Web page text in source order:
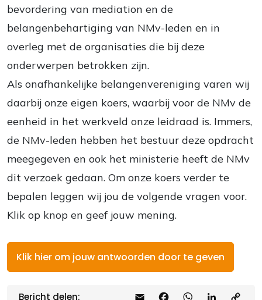
bevordering van mediation en de
belangenbehartiging van NMv-leden en in
overleg met de organisaties die bij deze
onderwerpen betrokken zijn.
Als onafhankelijke belangenvereniging varen wij
daarbij onze eigen koers, waarbij voor de NMv de
eenheid in het werkveld onze leidraad is. Immers,
de NMv-leden hebben het bestuur deze opdracht
meegegeven en ook het ministerie heeft de NMv
dit verzoek gedaan. Om onze koers verder te
bepalen leggen wij jou de volgende vragen voor.
Klik op knop en geef jouw mening.
Klik hier om jouw antwoorden door te geven
Bericht delen: